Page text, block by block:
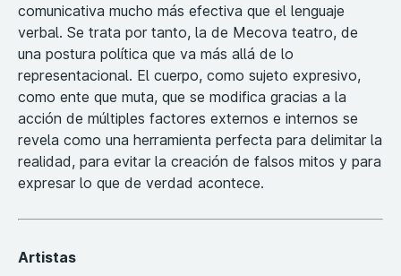
comunicativa mucho más efectiva que el lenguaje
verbal. Se trata por tanto, la de Mecova teatro, de
una postura política que va más allá de lo
representacional. El cuerpo, como sujeto expresivo,
como ente que muta, que se modifica gracias a la
acción de múltiples factores externos e internos se
revela como una herramienta perfecta para delimitar la
realidad, para evitar la creación de falsos mitos y para
expresar lo que de verdad acontece.
Artistas